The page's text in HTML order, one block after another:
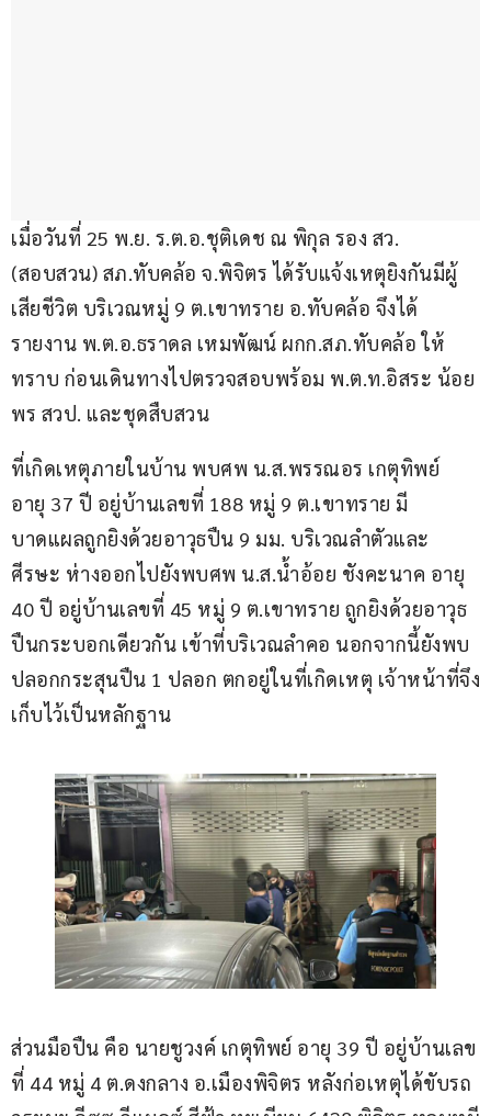
เมื่อวันที่ 25 พ.ย. ร.ต.อ.ชุติเดช ณ พิกุล รอง สว.
(สอบสวน) สภ.ทับคล้อ จ.พิจิตร ได้รับแจ้งเหตุยิงกันมีผู้
เสียชีวิต บริเวณหมู่ 9 ต.เขาทราย อ.ทับคล้อ จึงได้
รายงาน พ.ต.อ.ธราดล เหมพัฒน์ ผกก.สภ.ทับคล้อ ให้
ทราบ ก่อนเดินทางไปตรวจสอบพร้อม พ.ต.ท.อิสระ น้อย
พร สวป. และชุดสืบสวน
ที่เกิดเหตุภายในบ้าน พบศพ น.ส.พรรณอร เกตุทิพย์
อายุ 37 ปี อยู่บ้านเลขที่ 188 หมู่ 9 ต.เขาทราย มี
บาดแผลถูกยิงด้วยอาวุธปืน 9 มม. บริเวณลำตัวและ
ศีรษะ ห่างออกไปยังพบศพ น.ส.น้ำอ้อย ชังคะนาค อายุ
40 ปี อยู่บ้านเลขที่ 45 หมู่ 9 ต.เขาทราย ถูกยิงด้วยอาวุธ
ปืนกระบอกเดียวกัน เข้าที่บริเวณลำคอ นอกจากนี้ยังพบ
ปลอกกระสุนปืน 1 ปลอก ตกอยู่ในที่เกิดเหตุ เจ้าหน้าที่จึง
เก็บไว้เป็นหลักฐาน
ส่วนมือปืน คือ นายชูวงค์ เกตุทิพย์ อายุ 39 ปี อยู่บ้านเลข
ที่ 44 หมู่ 4 ต.ดงกลาง อ.เมืองพิจิตร หลังก่อเหตุได้ขับรถ